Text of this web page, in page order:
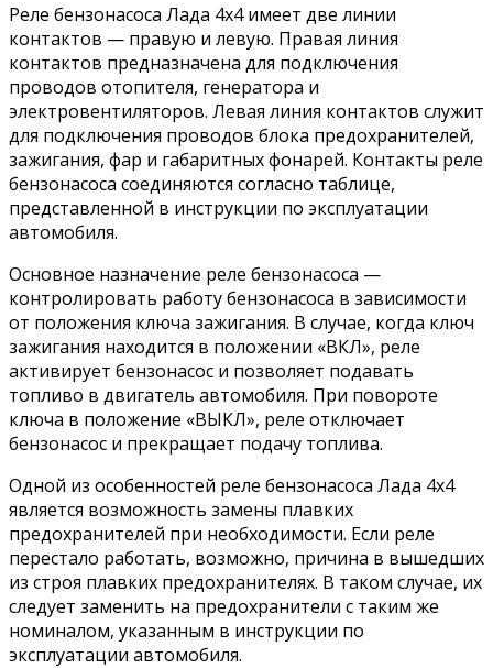
Реле бензонасоса Лада 4х4 имеет две линии
контактов — правую и левую. Правая линия
контактов предназначена для подключения
проводов отопителя, генератора и
электровентиляторов. Левая линия контактов служит
для подключения проводов блока предохранителей,
зажигания, фар и габаритных фонарей. Контакты реле
бензонасоса соединяются согласно таблице,
представленной в инструкции по эксплуатации
автомобиля.
Основное назначение реле бензонасоса —
контролировать работу бензонасоса в зависимости
от положения ключа зажигания. В случае, когда ключ
зажигания находится в положении «ВКЛ», реле
активирует бензонасос и позволяет подавать
топливо в двигатель автомобиля. При повороте
ключа в положение «ВЫКЛ», реле отключает
бензонасос и прекращает подачу топлива.
Одной из особенностей реле бензонасоса Лада 4х4
является возможность замены плавких
предохранителей при необходимости. Если реле
перестало работать, возможно, причина в вышедших
из строя плавких предохранителях. В таком случае, их
следует заменить на предохранители с таким же
номиналом, указанным в инструкции по
эксплуатации автомобиля.